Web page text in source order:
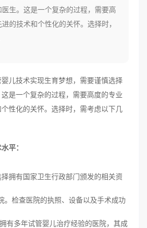
生。这是一个复杂的过程，需要高
的技术和个性化的关怀。选择时，
儿技术实现生育梦想，需要谨慎选择
是一个复杂的过程，需要高度的专业
性化的关怀。选择时，需考虑以下几
平：
择拥有国家卫生行政部门颁发的相关资
。检查医院的执照、设备以及手术成功
有多年试管婴儿治疗经验的医院，其成